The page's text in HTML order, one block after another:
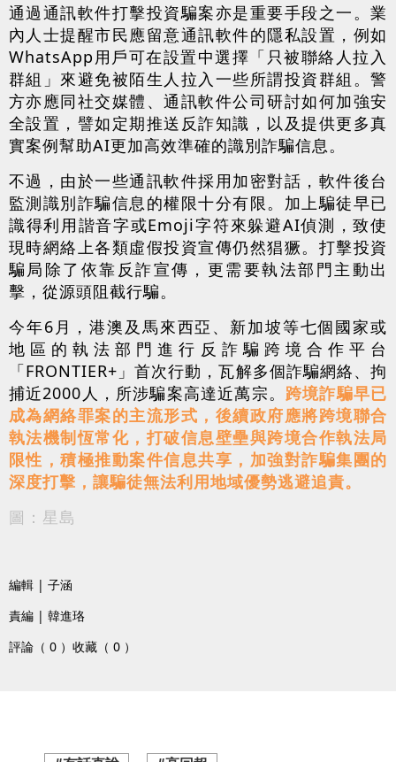
通過通訊軟件打擊投資騙案亦是重要手段之一。業
內人士提醒市民應留意通訊軟件的隱私設置，例如
WhatsApp用戶可在設置中選擇「只被聯絡人拉入
群組」來避免被陌生人拉入一些所謂投資群組。警
方亦應同社交媒體、通訊軟件公司研討如何加強安
全設置，譬如定期推送反詐知識，以及提供更多真
實案例幫助AI更加高效準確的識別詐騙信息。
不過，由於一些通訊軟件採用加密對話，軟件後台
監測識別詐騙信息的權限十分有限。加上騙徒早已
識得利用諧音字或Emoji字符來躲避AI偵測，致使
現時網絡上各類虛假投資宣傳仍然猖獗。打擊投資
騙局除了依靠反詐宣傳，更需要執法部門主動出
擊，從源頭阻截行騙。
今年6月，港澳及馬來西亞、新加坡等七個國家或
地區的執法部門進行反詐騙跨境合作平台
「FRONTIER+」首次行動，瓦解多個詐騙網絡、拘
捕近2000人，所涉騙案高達近萬宗。 跨境詐騙早已
成為網絡罪案的主流形式，後續政府應將跨境聯合
執法機制恆常化，打破信息壁壘與跨境合作執法局
限性，積極推動案件信息共享，加強對詐騙集團的
深度打擊，讓騙徒無法利用地域優勢逃避追責。
圖：星島
編輯 | 子涵
責編 | 韓進珞
評論（ 0 ） 收藏（ 0 ）